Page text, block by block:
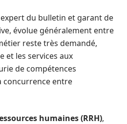
du bulletin et garant de
évolue généralement entre
reste très demandé,
et les services aux
de compétences
concurrence entre
humaines (RRH),